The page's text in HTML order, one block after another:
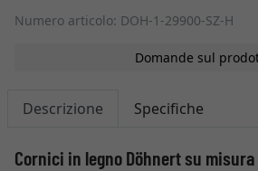
Numero articolo: DOH-1-29900-SZ-H
Domande sul
Descrizione Specifiche
Cornici in legno Döhnert su misura